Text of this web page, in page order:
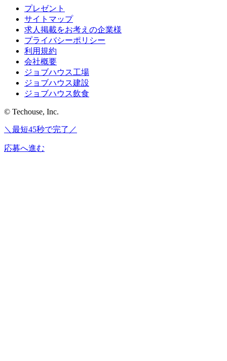
プレゼント
サイトマップ
求人掲載をお考えの企業様
プライバシーポリシー
利用規約
会社概要
ジョブハウス工場
ジョブハウス建設
ジョブハウス飲食
© Techouse, Inc.
＼最短45秒で完了／
応募へ進む